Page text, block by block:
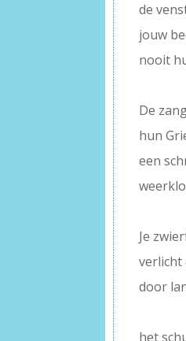
de
jouw
nooit
De
hun
een
Je
verlicht
door
het